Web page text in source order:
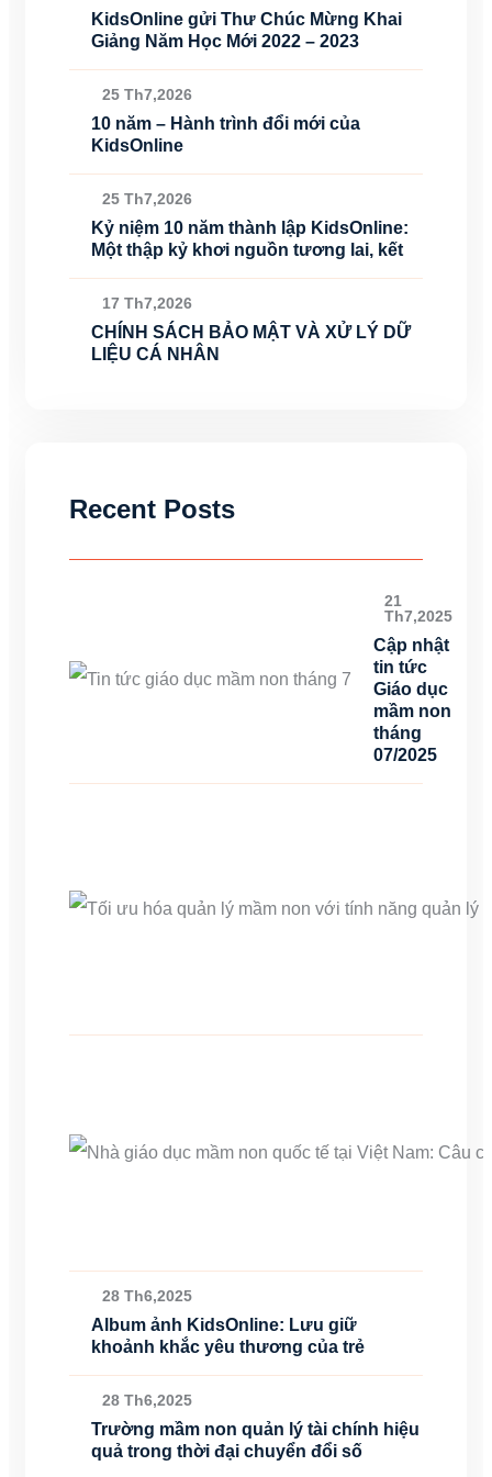
KidsOnline gửi Thư Chúc Mừng Khai
Giảng Năm Học Mới 2022 – 2023
25 Th7,2026
10 năm – Hành trình đổi mới của
KidsOnline
25 Th7,2026
Kỷ niệm 10 năm thành lập KidsOnline:
Một thập kỷ khơi nguồn tương lai, kết
17 Th7,2026
CHÍNH SÁCH BẢO MẬT VÀ XỬ LÝ DỮ
LIỆU CÁ NHÂN
Recent Posts
21
Th7,2025
Cập nhật
tin tức
Giáo dục
mầm non
tháng
07/2025
28 Th6,2025
Album ảnh KidsOnline: Lưu giữ
khoảnh khắc yêu thương của trẻ
28 Th6,2025
Trường mầm non quản lý tài chính hiệu
quả trong thời đại chuyển đổi số